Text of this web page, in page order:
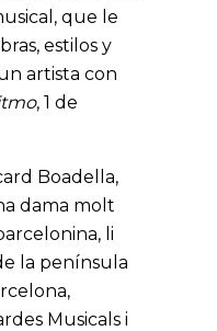
que le
estilos y
artista con
, 1 de
Boadella,
dama molt
li
la península
Musicals i